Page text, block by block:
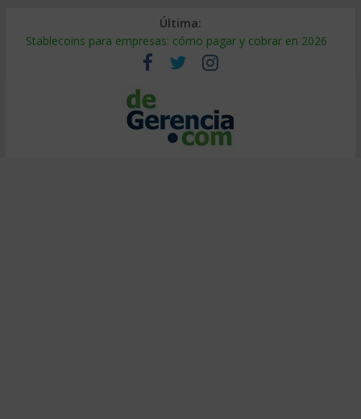
Última:
Stablecoins para empresas: cómo pagar y cobrar en 2026
Despido silencioso: qué es y por qué sale tan caro
IA en selección de personal: cómo auditarla a tiempo
Trabajo forzoso en la cadena de suministro: qué hacer
Mercado hispano de EE. UU.: cómo segmentarlo y venderle